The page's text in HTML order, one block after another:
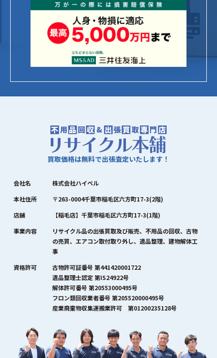
買取価格は無料で出張査定いたします！
会社名
株式会社ハイペル
本社住所
〒263-0004千葉市稲毛区六方町17-3(2階)
店舗
【稲毛店】千葉市稲毛区六方町17-3(1階)
事業内容
リサイクル品の出張買取及び販売、不用品の回収、古物
の売買、エアコン取付取り外し、遺品整理、建物解体工
事
資格許可
古物許可証番号 第441420001722
遺品整理士認定 第IS24922号
解体許可番号 第20553000495号
フロン類回収業者番号 第205520000495号
産業廃棄物収集運搬業許可 第01200235128号